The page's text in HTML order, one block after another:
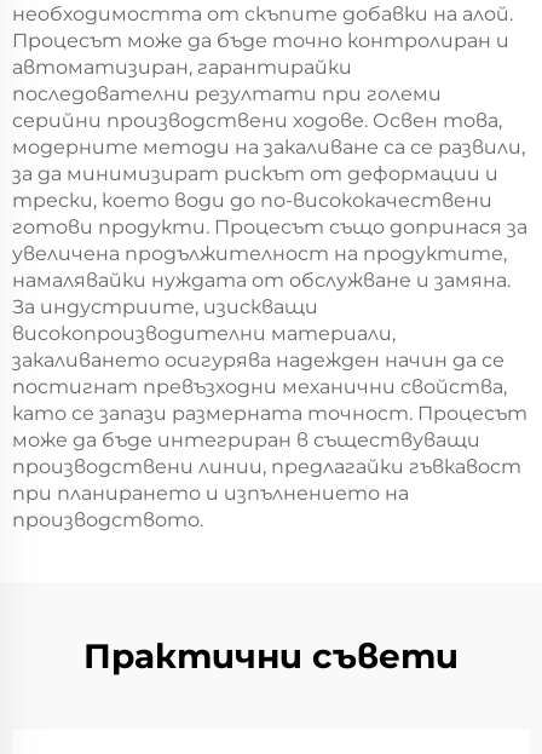
необходимостта от скъпите добавки на алой.
Процесът може да бъде точно контролиран и
автоматизиран, гарантирайки
последователни резултати при големи
серийни производствени ходове. Освен това,
модерните методи на закаливане са се развили,
за да минимизират рискът от деформации и
трески, което води до по-висококачествени
готови продукти. Процесът също допринася за
увеличена продължителност на продуктите,
намалявайки нуждата от обслужване и замяна.
За индустриите, изискващи
високопроизводителни материали,
закаливането осигурява надежден начин да се
постигнат превъзходни механични свойства,
като се запази размерната точност. Процесът
може да бъде интегриран в съществуващи
производствени линии, предлагайки гъвкавост
при планирането и изпълнението на
производството.
Практични съвети